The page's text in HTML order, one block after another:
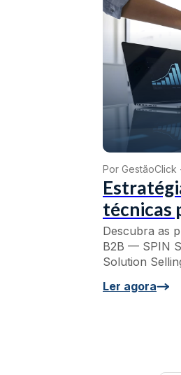
Por GestãoClick
técnicas
Descubra as
B2B — SPIN
Solution
Ler agora